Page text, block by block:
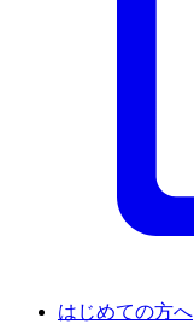
はじめての方へ